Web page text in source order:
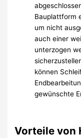
Bauplattform
um nicht
auch einer
unterzogen
können
gewünschte
Vorteile von